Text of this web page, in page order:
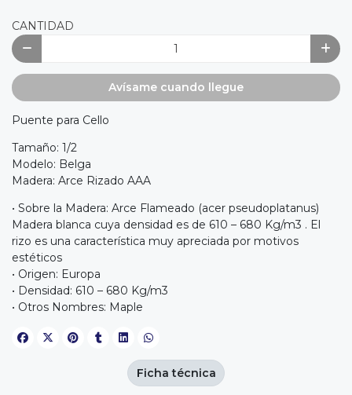
CANTIDAD
Avísame cuando llegue
Puente para Cello
Tamaño: 1/2
Modelo: Belga
Madera: Arce Rizado AAA
• Sobre la Madera: Arce Flameado (acer pseudoplatanus)
Madera blanca cuya densidad es de 610 – 680 Kg/m3 . El
rizo es una característica muy apreciada por motivos
estéticos
• Origen: Europa
• Densidad: 610 – 680 Kg/m3
• Otros Nombres: Maple
Ficha técnica